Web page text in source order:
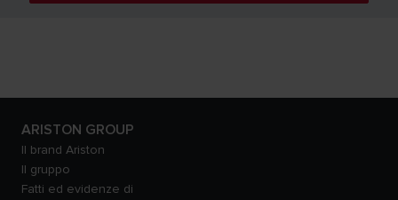
ARISTON GROUP
Il brand Ariston
Il gruppo
Fatti ed evidenze di